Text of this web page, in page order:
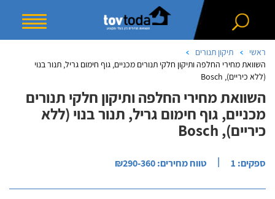
ראשי
תיקון תנורים
השוואת מחירי החלפה ותיקון חלקי תנורים מכניים, גוף חימום גריל, תנור בנוי
(ללא כיריים), Bosch
השוואת מחירי החלפה ותיקון חלקי תנורים
מכניים, גוף חימום גריל, תנור בנוי (ללא
כיריים), Bosch
ספקים: 1 | טווח מחירים: ₪290-360